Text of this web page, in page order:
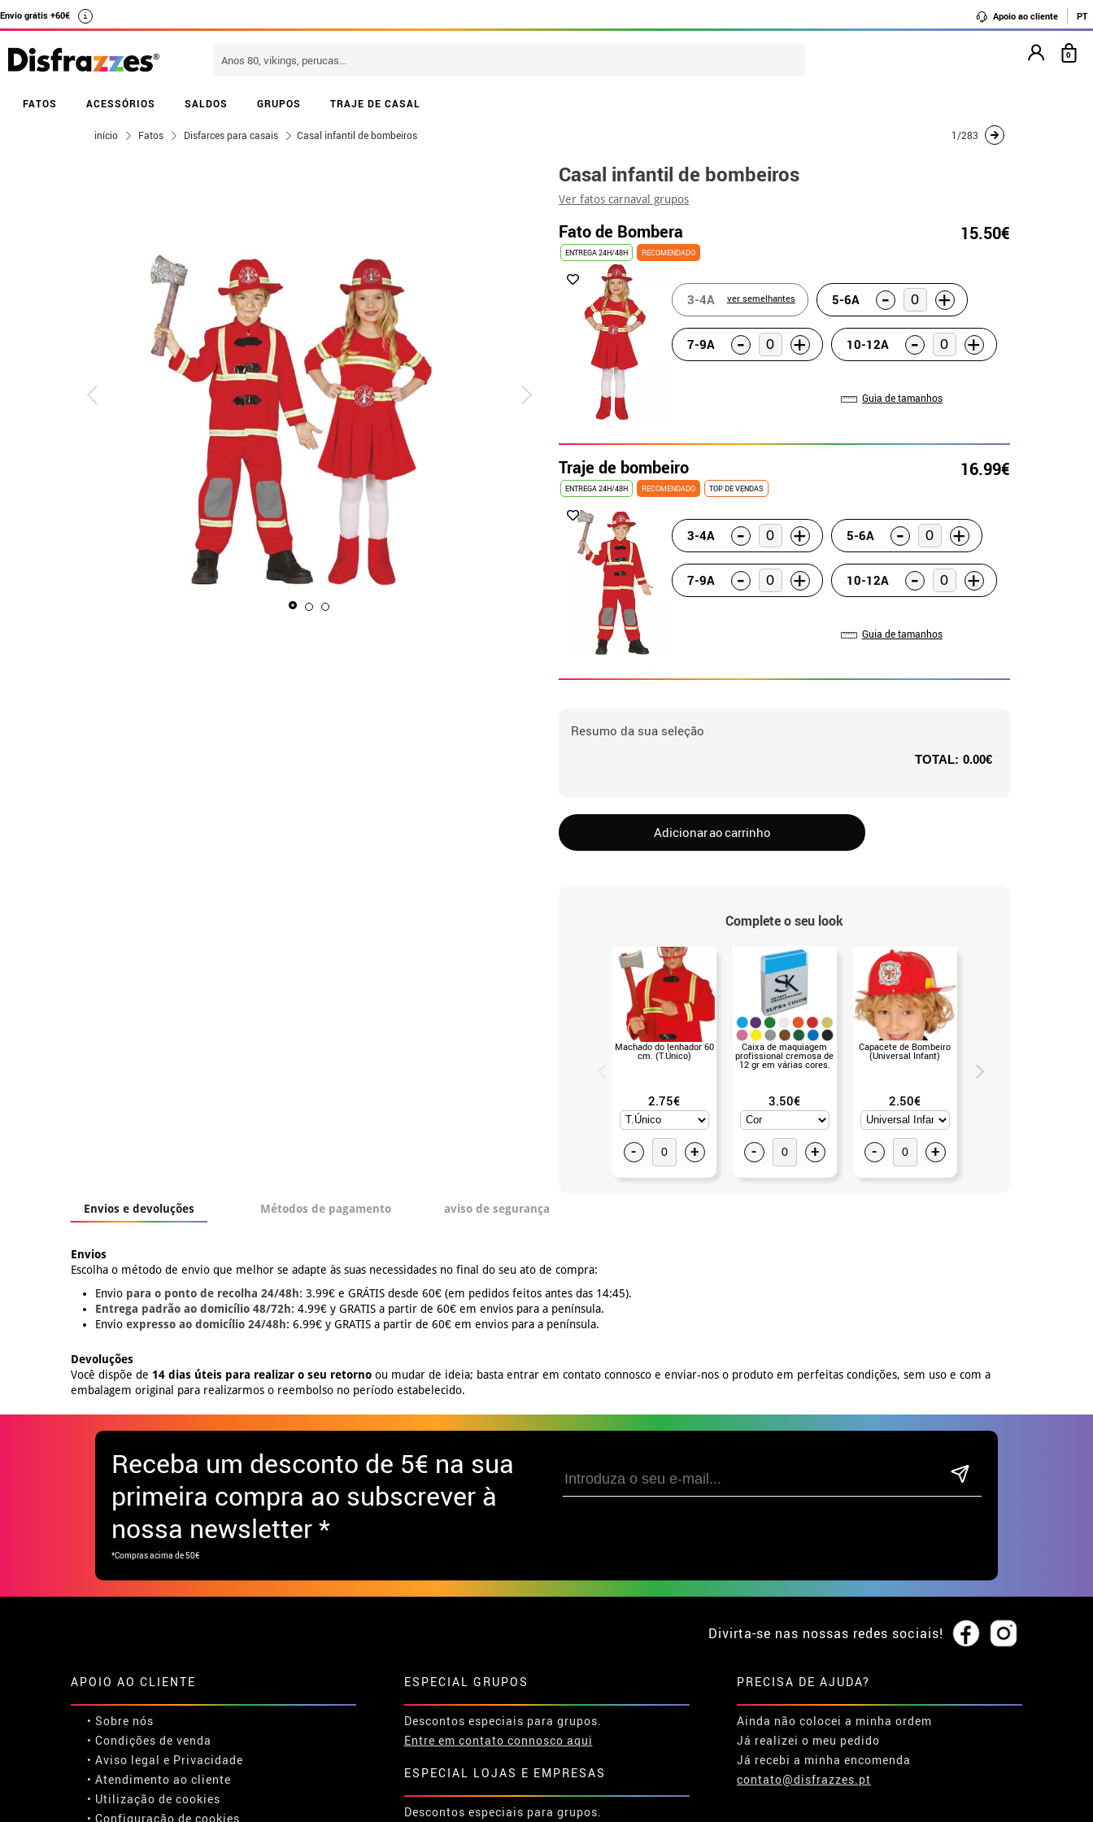
Envio grátis +60€ i Apoio ao cliente PT
FATOS ACESSÓRIOS SALDOS GRUPOS TRAJE DE CASAL
0
início Fatos Disfarces para casais Casal infantil de bombeiros 1/283
Casal infantil de bombeiros
Ver fatos carnaval grupos
Fato de Bombera 15.50€
ENTREGA 24H/48H RECOMENDADO
3-4A ver semelhantes 5-6A - +
7-9A - + 10-12A - +
Guia de tamanhos
Traje de bombeiro 16.99€
ENTREGA 24H/48H RECOMENDADO TOP DE VENDAS
3-4A - + 5-6A - +
7-9A - + 10-12A - +
Guia de tamanhos
Resumo da sua seleção
TOTAL: 0.00€
Adicionar ao carrinho
Complete o seu look
Machado do lenhador 60
cm. (T.Único)
2.75€
- +
Caixa de maquiagem
profissional cremosa de
12 gr em várias cores.
3.50€
- +
Capacete de Bombeiro
(Universal Infant)
2.50€
- +
Envios e devoluções Métodos de pagamento aviso de segurança
Envios
Escolha o método de envio que melhor se adapte às suas necessidades no final do seu ato de compra:
Envio para o ponto de recolha 24/48h: 3.99€ e GRÁTIS desde 60€ (em pedidos feitos antes das 14:45).
Entrega padrão ao domicílio 48/72h: 4.99€ y GRATIS a partir de 60€ em envios para a península.
Envio expresso ao domicílio 24/48h: 6.99€ y GRATIS a partir de 60€ em envios para a península.
Devoluções
Você dispõe de 14 dias úteis para realizar o seu retorno ou mudar de ideia; basta entrar em contato connosco e enviar-nos o produto em perfeitas condições, sem uso e com a
embalagem original para realizarmos o reembolso no período estabelecido.
Receba um desconto de 5€ na sua
primeira compra ao subscrever à
nossa newsletter *
*Compras acima de 50€
Divirta-se nas nossas redes sociais!
APOIO AO CLIENTE
• Sobre nós
• Condições de venda
• Aviso legal e Privacidade
• Atendimento ao cliente
• Utilização de cookies
• Configuração de cookies
ESPECIAL GRUPOS
Descontos especiais para grupos.
Entre em contato connosco aqui
ESPECIAL LOJAS E EMPRESAS
Descontos especiais para grupos.
PRECISA DE AJUDA?
Ainda não colocei a minha ordem
Já realizei o meu pedido
Já recebi a minha encomenda
contato@disfrazzes.pt